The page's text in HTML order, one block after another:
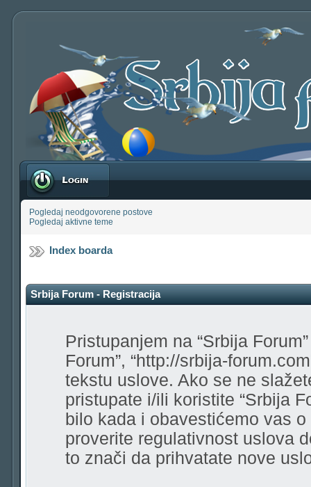
Prijavite se
Pogledaj neodgovorene postove
Pogledaj aktivne teme
Index boarda
Srbija Forum - Registracija
Pristupanjem na “Srbija
Forum”, “http://srbija-
tekstu uslove. Ako se ne
pristupate i/ili koristite “Srbija
bilo kada i obavestićemo vas
proverite regulativnost uslova
to znači da prihvatate nove